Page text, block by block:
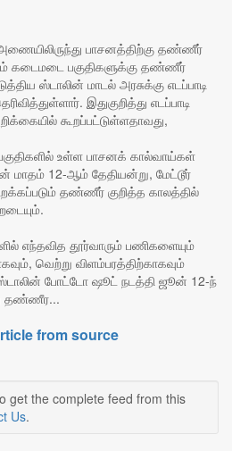
பாசனத்திற்கு தண்ணீர்
கடைமடை பகுதிகளுக்கு தண்ணீர்
ஸ்டாலின் மாடல் அரசுக்கு எடப்பாடி
இதுகுறித்து எடப்பாடி
கூறப்பட்டுள்ளதாவது,
உள்ள பாசனக் கால்வாய்கள்
மாதம் 12-ஆம் தேதியன்று, மேட்டூர்
தண்ணீர் குறித்த காலத்தில்
எந்தவித தூர்வாரும் பணிகளையும்
வெற்று விளம்பரத்திற்காகவும்
போட்டோ ஷூட் நடத்தி ஜூன் 12-ந்
தண்ணீர...
from source
get the complete feed from this
Us.